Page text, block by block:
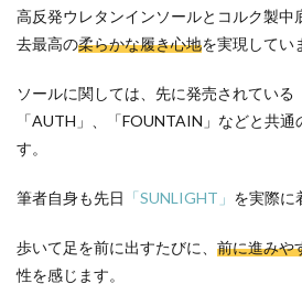
高反発ウレタンインソールとコルク製中
去最高の柔らかな履き心地を実現してい
ソールに関しては、先に発売されている
「AUTH」、「FOUNTAIN」などと共
す。
筆者自身も先日 「SUNLIGHT」 を実際に
歩いて足を前に出すたびに、 前に進みや
性を感じます。